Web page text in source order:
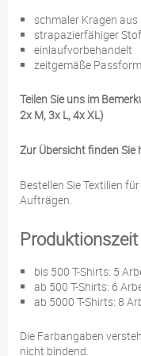
schmaler Kragen
strapazierfähiger
einlaufvorbehandelt
zeitgemäße
Teilen Sie uns im
2x M, 3x L, 4x XL)
Zur Übersicht finden Sie
Bestellen Sie Textilien
Aufträgen.
bis 500 T-Shirts: 5
ab 500 T-Shirts: 6
ab 5000 T-Shirts: 8
Die Farbangaben
nicht bindend.